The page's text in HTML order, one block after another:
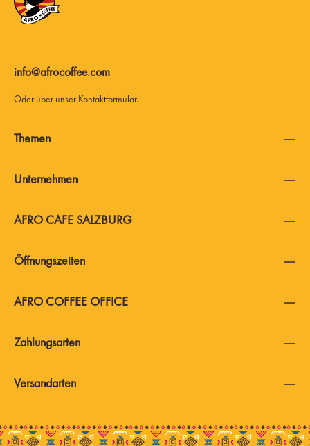
info@afrocoffee.com
Oder über unser Kontaktformular.
AFRO COFFEE OFFICE
AFRO CAFE SALZBURG
Zahlungsarten
Themen
Unternehmen
Öffnungszeiten
Versandarten